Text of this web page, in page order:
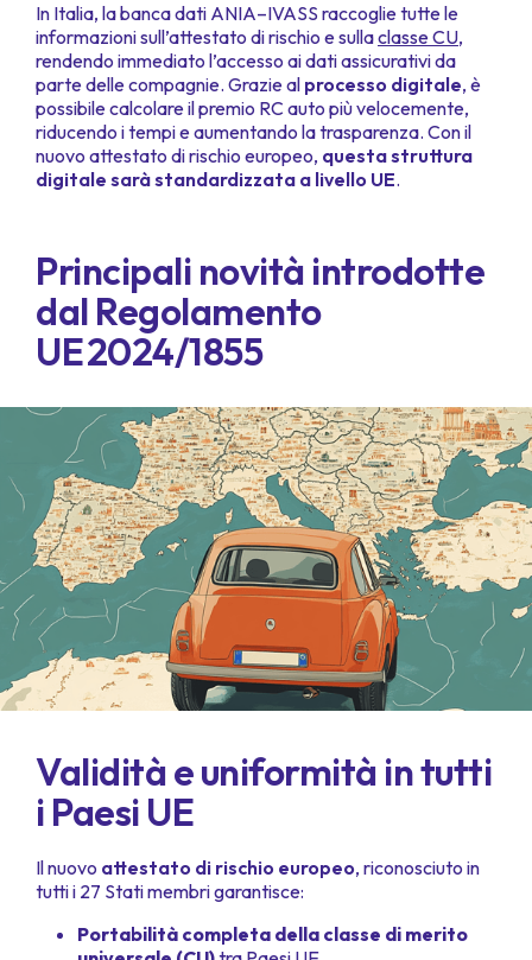
In Italia, la banca dati ANIA–IVASS raccoglie tutte le
informazioni sull’attestato di rischio e sullaclasse CU,
rendendo immediato l’accesso ai dati assicurativi da
parte delle compagnie. Grazie al processo digitale, è
possibile calcolare il premio RC auto più velocemente,
riducendo i tempi e aumentando la trasparenza. Con il
nuovo attestato di rischio europeo, questa struttura
digitale sarà standardizzata a livello UE.
Principali novità introdotte
dal Regolamento
UE 2024/1855
Validità e uniformità in tutti
i Paesi UE
Il nuovo attestato di rischio europeo, riconosciuto in
tutti i 27 Stati membri garantisce:
Portabilità completa della classe di merito